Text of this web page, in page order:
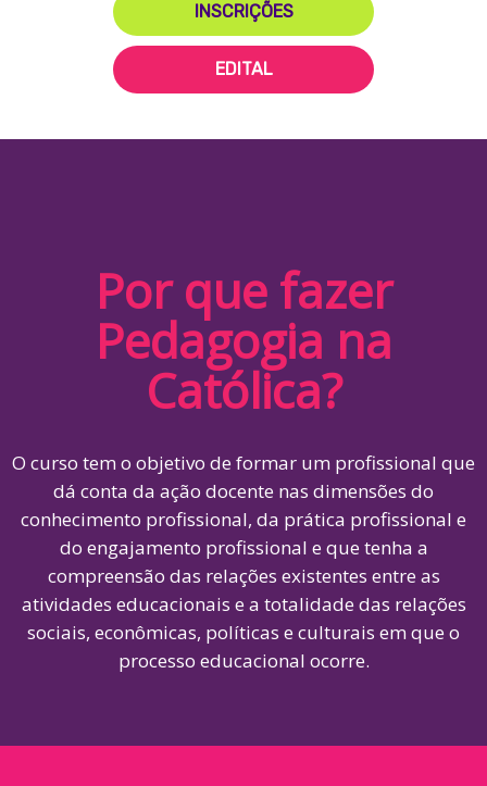
INSCRIÇÕES
EDITAL
Por que fazer
Pedagogia na
Católica?
O curso tem o objetivo de formar um profissional que
dá conta da ação docente nas dimensões do
conhecimento profissional, da prática profissional e
do engajamento profissional e que tenha a
compreensão das relações existentes entre as
atividades educacionais e a totalidade das relações
sociais, econômicas, políticas e culturais em que o
processo educacional ocorre.